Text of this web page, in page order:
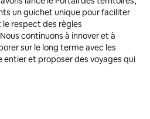
un guichet unique pour faciliter
respect des règles
continuons à innover et à
sur le long terme avec les
et proposer des voyages qui